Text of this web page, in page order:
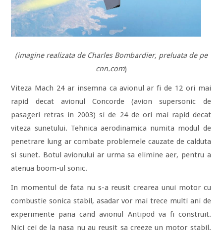
(imagine realizata de Charles Bombardier, preluata de pe
cnn.com)
Viteza Mach 24 ar insemna ca avionul ar fi de 12 ori mai
rapid decat avionul Concorde (avion supersonic de
pasageri retras in 2003) si de 24 de ori mai rapid decat
viteza sunetului. Tehnica aerodinamica numita modul de
penetrare lung ar combate problemele cauzate de calduta
si sunet. Botul avionului ar urma sa elimine aer, pentru a
atenua boom-ul sonic.
In momentul de fata nu s-a reusit crearea unui motor cu
combustie sonica stabil, asadar vor mai trece multi ani de
experimente pana cand avionul Antipod va fi construit.
Nici cei de la nasa nu au reusit sa creeze un motor stabil.